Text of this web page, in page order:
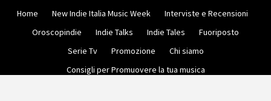
content
Home New Indie Italia Music Week
Interviste e Recensioni
Oroscopindie
Indie Talks Indie Tales
Fuoriposto
Serie Tv
Promozione
Chi siamo
Consigli per Promuovere la tua musica